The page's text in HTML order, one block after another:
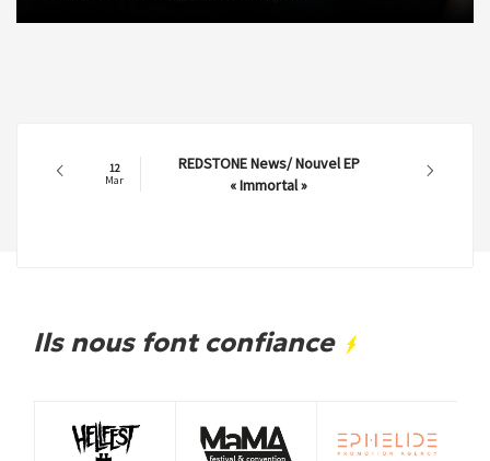
12
Mar
REDSTONE News/ Nouvel EP
« Immortal »
Ils nous font confiance